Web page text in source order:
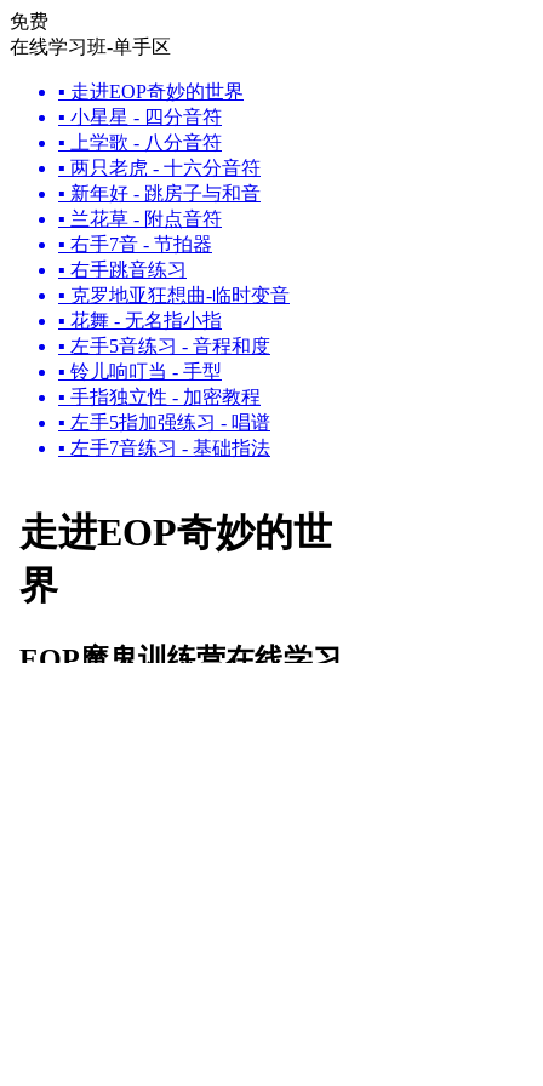
免费
在线学习班-单手区
▪ 走进EOP奇妙的世界
▪ 小星星 - 四分音符
▪
上学歌 - 八分音符
▪ 两只老虎 - 十六分音符
▪ 新年好 - 跳房子与和音
▪ 兰花草 - 附点音符
▪ 右手7音 - 节拍器
▪ 右手跳音练习
▪ 克罗地亚狂想曲-临时变音
▪ 花舞 - 无名指小指
▪ 左手5音练习 - 音程和度
▪ 铃儿响叮当 - 手型
▪ 手指独立性 - 加密教程
▪ 左手5指加强练习 - 唱谱
▪ 左手7音练习 - 基础指法